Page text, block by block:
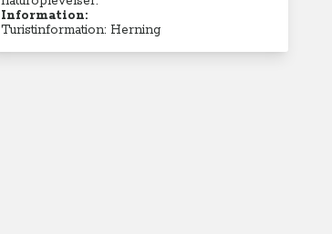
Information:
Turistinformation: Herning